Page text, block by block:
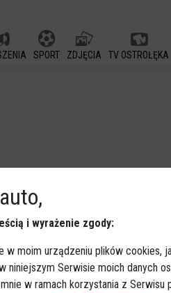
SPORT ZDJĘCIA TV OSTROŁĘKA
i wyrażenie zgody:
w moim urządzeniu plików cookies,
niniejszym Serwisie moich danych
w ramach korzystania z